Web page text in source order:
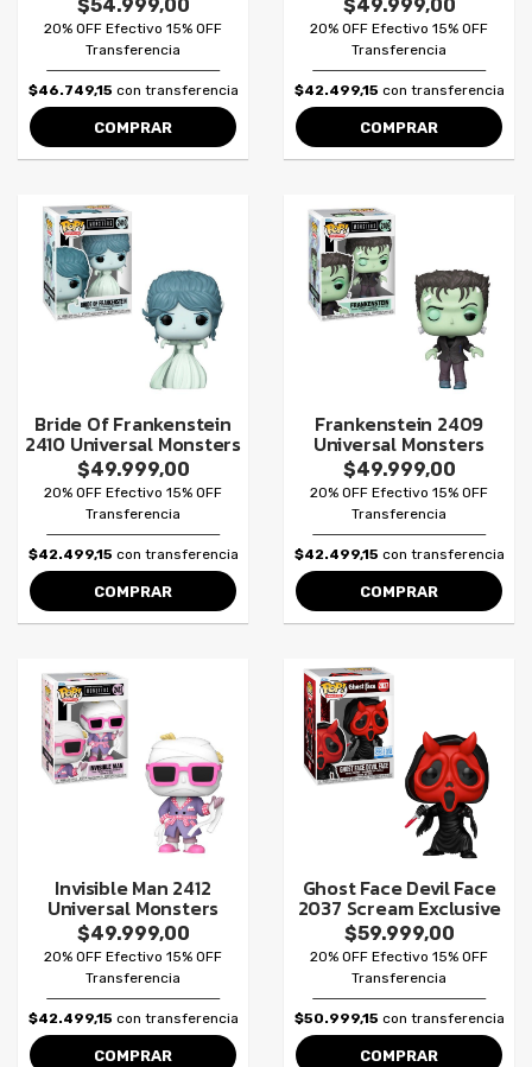
$54.999,00
20% OFF Efectivo 15% OFF
Transferencia
$46.749,15 con transferencia
COMPRAR
$49.999,00
20% OFF Efectivo 15% OFF
Transferencia
$42.499,15 con transferencia
COMPRAR
Bride Of Frankenstein
2410 Universal Monsters
$49.999,00
20% OFF Efectivo 15% OFF
Transferencia
$42.499,15 con transferencia
COMPRAR
Frankenstein 2409
Universal Monsters
$49.999,00
20% OFF Efectivo 15% OFF
Transferencia
$42.499,15 con transferencia
COMPRAR
Invisible Man 2412
Universal Monsters
$49.999,00
20% OFF Efectivo 15% OFF
Transferencia
$42.499,15 con transferencia
COMPRAR
Ghost Face Devil Face
2037 Scream Exclusive
$59.999,00
20% OFF Efectivo 15% OFF
Transferencia
$50.999,15 con transferencia
COMPRAR